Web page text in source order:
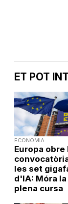
ET POT
ECONOMIA
Europa obre
les set
d'IA: Móra
plena cursa